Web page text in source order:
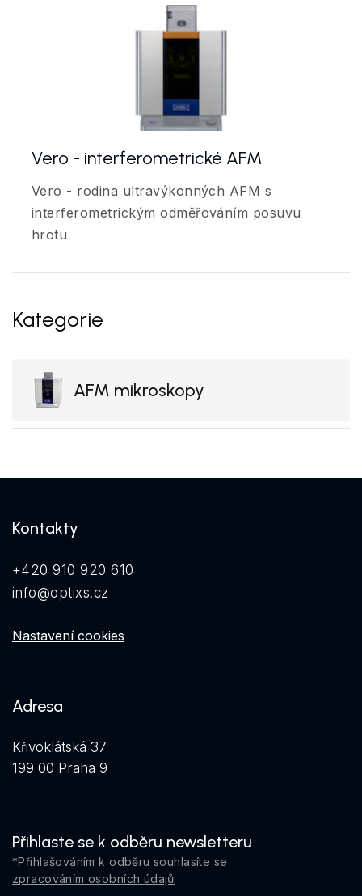
Vero - interferometrické AFM
Vero - rodina ultravýkonných AFM s
interferometrickým odměřováním posuvu
hrotu
Kategorie
AFM mikroskopy
Kontakty
+420 910 920 610
info@optixs.cz
Nastavení cookies
Adresa
Křivoklátská 37
199 00 Praha 9
Přihlaste se k odběru newsletteru
*Přihlašováním k odběru souhlasíte se
zpracováním osobních údajů